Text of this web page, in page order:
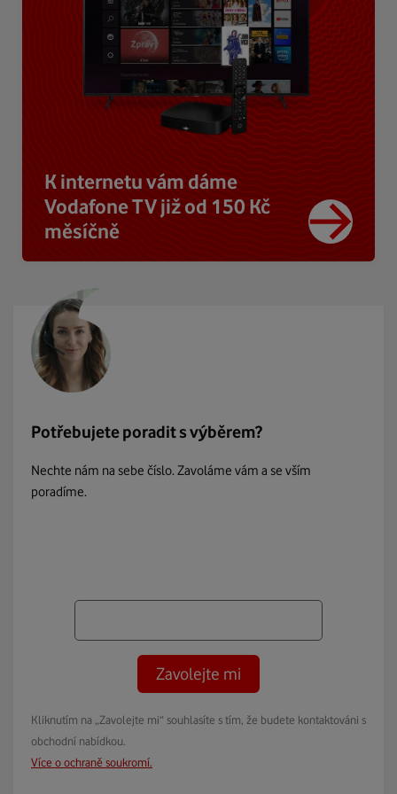
K internetu vám dáme
Vodafone TV již od 150 Kč
měsíčně
Potřebujete poradit s výběrem?
Nechte nám na sebe číslo. Zavoláme vám a se vším
poradíme.
Zavolejte mi
Kliknutím na „Zavolejte mi“ souhlasíte s tím, že budete kontaktováni s
obchodní nabídkou.
Více o ochraně soukromí.